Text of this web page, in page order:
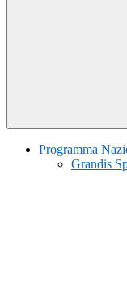
Programma
Grandis